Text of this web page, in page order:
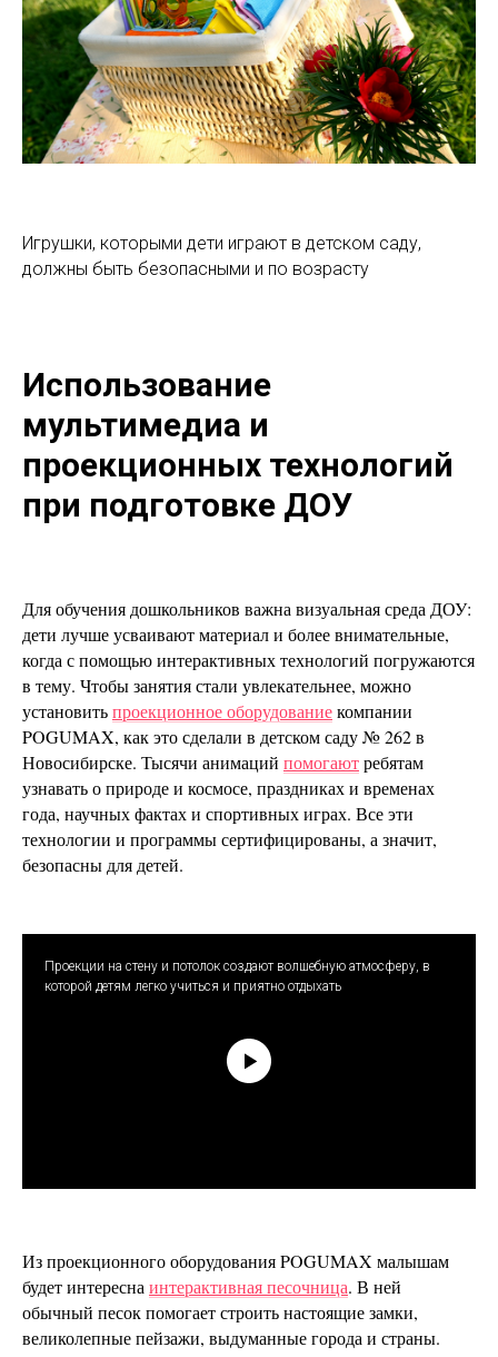
Игрушки, которыми дети играют в детском саду,
должны быть безопасными и по возрасту
Использование
мультимедиа и
проекционных технологий
при подготовке ДОУ
Для обучения дошкольников важна визуальная среда ДОУ:
дети лучше усваивают материал и более внимательные,
когда с помощью интерактивных технологий погружаются
в тему. Чтобы занятия стали увлекательнее, можно
установитьпроекционное оборудованиекомпании
POGUMAX, как это сделали в детском саду № 262 в
Новосибирске. Тысячи анимаций помогаютребятам
узнавать о природе и космосе, праздниках и временах
года, научных фактах и спортивных играх. Все эти
технологии и программы сертифицированы, а значит,
безопасны для детей.
Проекции на стену и потолок создают волшебную атмосферу, в
которой детям легко учиться и приятно отдыхать
Из проекционного оборудования POGUMAX малышам
будет интересна интерактивная песочница. В ней
обычный песок помогает строить настоящие замки,
великолепные пейзажи, выдуманные города и страны.